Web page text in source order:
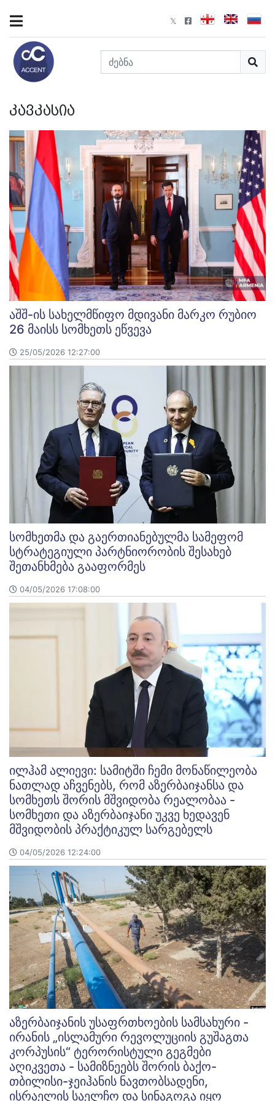
კავკასია
აშშ-ის სახელმწიფო მდივანი მარკო რუბიო
26 მაისს სომხეთს ეწვევა
25/05/2026 12:27:00
სომხეთმა და გაერთიანებულმა სამეფომ
სტრატეგიული პარტნიორობის შესახებ
შეთანხმება გააფორმეს
04/05/2026 17:08:00
ილჰამ ალიევი: სამიტში ჩემი მონაწილეობა
ნათლად აჩვენებს, რომ აზერბაიჯანსა და
სომხეთს შორის მშვიდობა რეალობაა -
სომხეთი და აზერბაიჯანი უკვე ხედავენ
მშვიდობის პრაქტიკულ სარგებელს
04/05/2026 12:24:00
აზერბაიჯანის უსაფრთხოების სამსახური -
ირანის „ისლამური რევოლუციის გუშაგთა
კორპუსის“ ტერორისტული გეგმები
აღიკვეთა - სამიზნეებს შორის ბაქო-
თბილისი-ჯეიჰანის ნავთობსადენი,
ისრაელის საელჩო და სინაგოგა იყო